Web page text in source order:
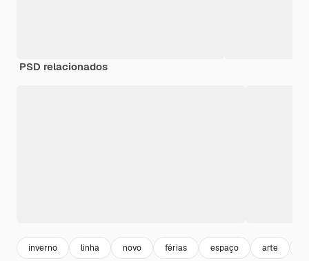
PSD relacionados
inverno linha novo férias espaço arte